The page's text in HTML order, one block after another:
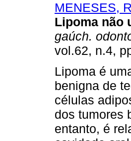
MENESES,
Lipoma não
gaúch.
vol.62, n.4,
Lipoma é
benigna de
células
dos tumores
entanto, é